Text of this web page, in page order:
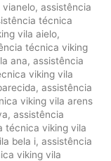
vianelo, assistência
técnica
vila aielo,
técnica viking
ana, assistência
viking vila
, assistência
viking vila arens
, assistência
técnica viking vila
bela i, assistência
viking vila